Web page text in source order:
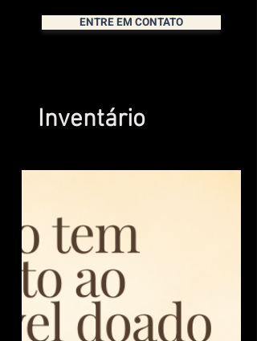
ENTRE EM CONTATO
Inventário